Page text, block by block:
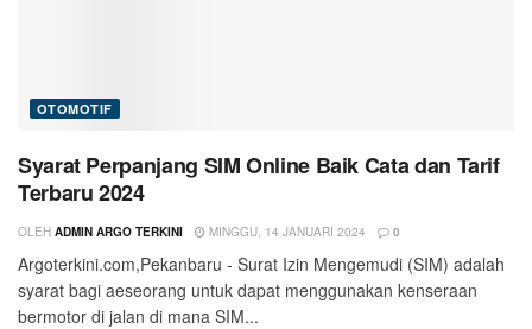
OTOMOTIF
Syarat Perpanjang SIM Online Baik Cata dan Tarif
Terbaru 2024
OLEH ADMIN ARGO TERKINI MINGGU, 14 JANUARI 2024 0
Argoterkini.com,Pekanbaru - Surat Izin Mengemudi (SIM) adalah
syarat bagi aeseorang untuk dapat menggunakan kenseraan
bermotor di jalan di mana SIM...